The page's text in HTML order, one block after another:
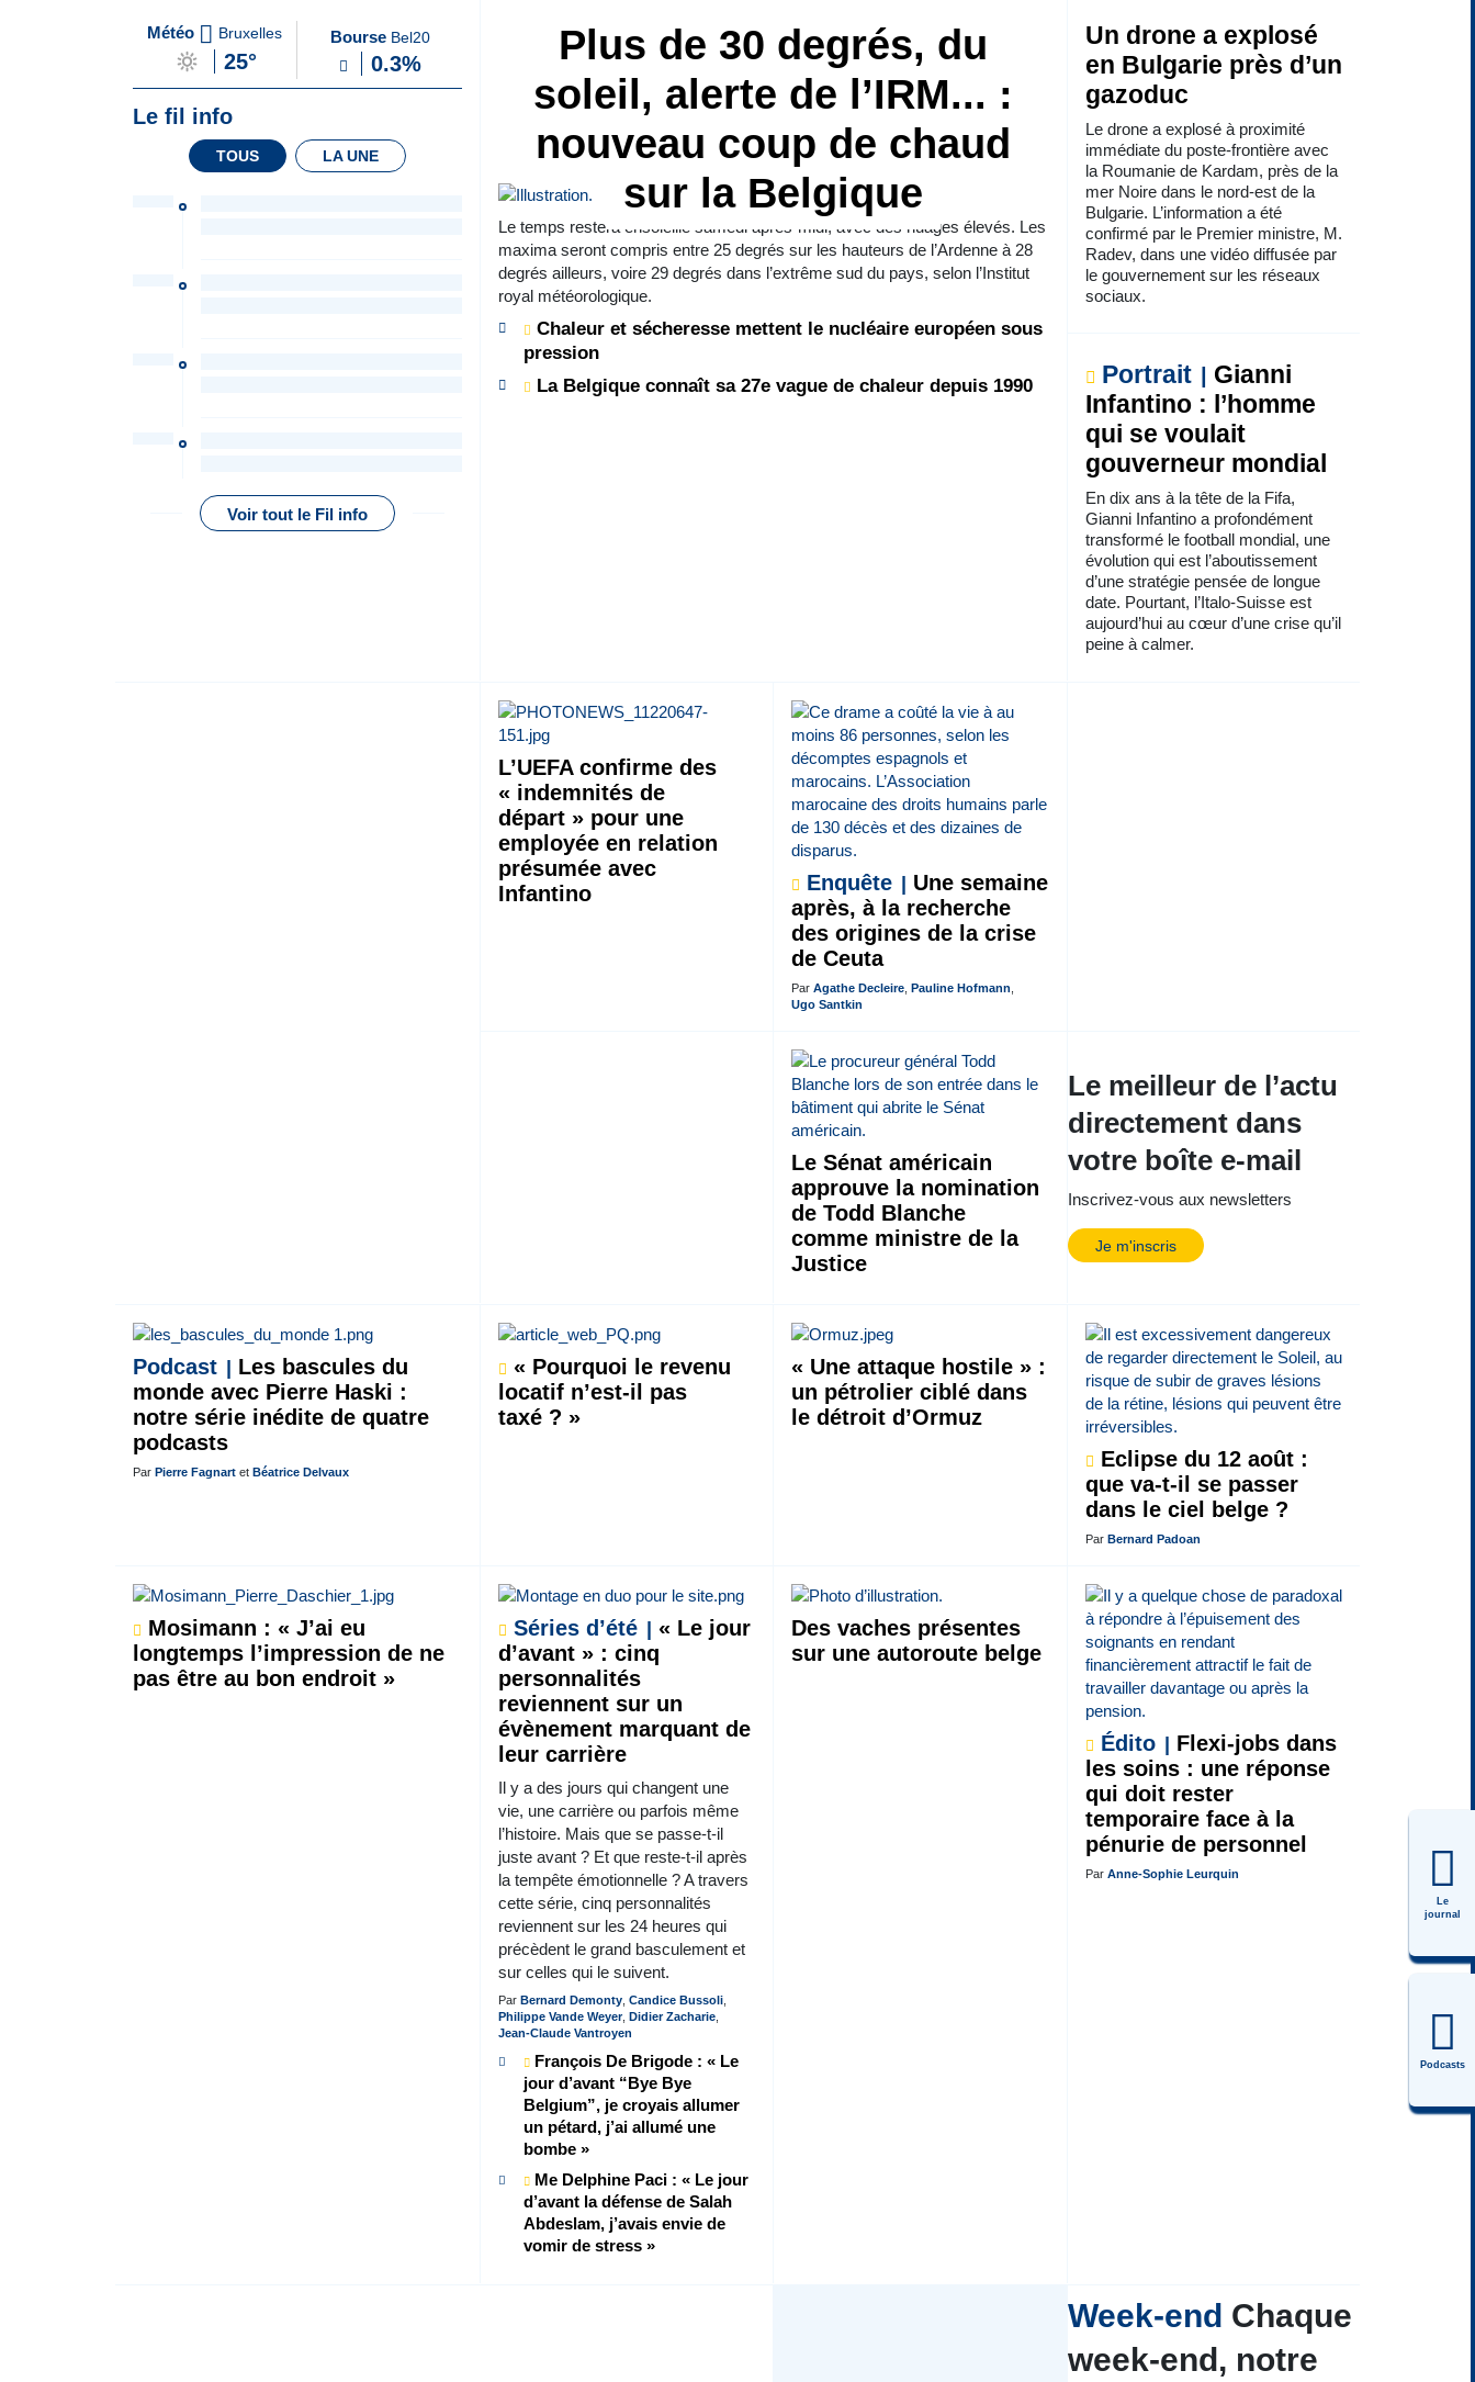
Le
journal
Podcasts
du Soir
Une
Plus de 30 degrés, du
soleil, alerte de l’IRM... :
nouveau coup de chaud
sur la Belgique
Le temps restera ensoleillé samedi après-midi, avec des nuages élevés. Les
maxima seront compris entre 25 degrés sur les hauteurs de l’Ardenne à 28
degrés ailleurs, voire 29 degrés dans l’extrême sud du pays, selon l’Institut
royal météorologique.
Chaleur et sécheresse mettent le nucléaire européen sous
pression
La Belgique connaît sa 27e vague de chaleur depuis 1990
Un drone a explosé
en Bulgarie près d’un
gazoduc
Le drone a explosé à proximité
immédiate du poste-frontière avec
la Roumanie de Kardam, près de la
mer Noire dans le nord-est de la
Bulgarie. L’information a été
confirmé par le Premier ministre, M.
Radev, dans une vidéo diffusée par
le gouvernement sur les réseaux
sociaux.
Portrait
Gianni
Infantino : l’homme
qui se voulait
gouverneur mondial
En dix ans à la tête de la Fifa,
Gianni Infantino a profondément
transformé le football mondial, une
évolution qui est l’aboutissement
d’une stratégie pensée de longue
date. Pourtant, l’Italo-Suisse est
aujourd’hui au cœur d’une crise qu’il
peine à calmer.
L’UEFA confirme des
« indemnités de
départ » pour une
employée en relation
présumée avec
Infantino
Enquête
Une semaine
après, à la recherche
des origines de la crise
de Ceuta
ParAgathe Decleire ,Pauline Hofmann
Ugo Santkin
Le Sénat américain
approuve la nomination
de Todd Blanche
comme ministre de la
Justice
Météo Bruxelles
25°
Bourse Bel20
0.3%
Le fil info
LA UNE
TOUS
Voir tout le Fil info
Le meilleur de l’actu
directement dans
votre boîte e-mail
Inscrivez-vous aux newsletters
Je m'inscris
Podcast
Les bascules du
monde avec Pierre Haski :
notre série inédite de quatre
podcasts
Par Pierre Fagnartet Béatrice Delvaux
« Pourquoi le revenu
locatif n’est-il pas
taxé ? »
« Une attaque hostile » :
un pétrolier ciblé dans
le détroit d’Ormuz
Eclipse du 12 août :
que va-t-il se passer
dans le ciel belge ?
Par Bernard Padoan
Mosimann : « J’ai eu
longtemps l’impression de ne
pas être au bon endroit »
Séries d’été
« Le jour
d’avant » : cinq
personnalités
reviennent sur un
évènement marquant de
leur carrière
Il y a des jours qui changent une
vie, une carrière ou parfois même
l’histoire. Mais que se passe-t-il
juste avant ? Et que reste-t-il après
la tempête émotionnelle ? A travers
cette série, cinq personnalités
reviennent sur les 24 heures qui
précèdent le grand basculement et
sur celles qui le suivent.
Par Bernard Demonty, Candice Bussoli,
Philippe Vande Weyer, Didier Zacharie,
Jean-Claude Vantroyen
François De Brigode : « Le
jour d’avant “Bye Bye
Belgium”, je croyais allumer
un pétard, j’ai allumé une
bombe »
Me Delphine Paci : « Le jour
d’avant la défense de Salah
Abdeslam, j’avais envie de
vomir de stress »
Des vaches présentes
sur une autoroute belge
Édito
Flexi-jobs dans
les soins : une réponse
qui doit rester
temporaire face à la
pénurie de personnel
Par Anne-Sophie Leurquin
Week-end Chaque
week-end, notre